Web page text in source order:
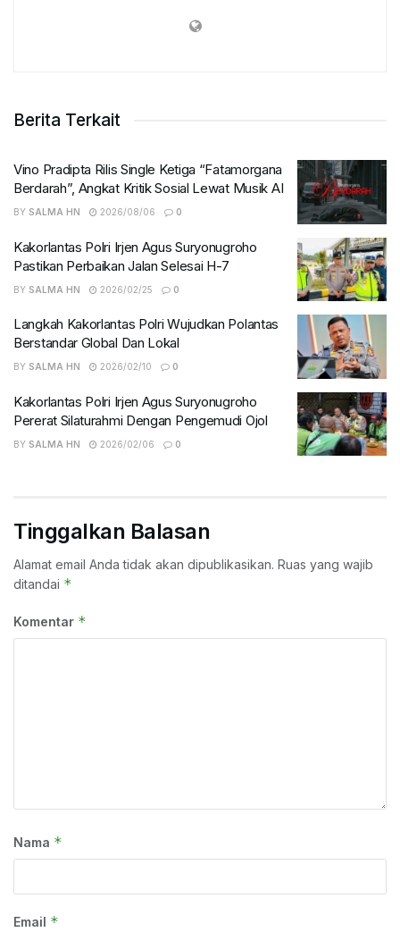
Berita Terkait
Vino Pradipta Rilis Single Ketiga “Fatamorgana
Berdarah”, Angkat Kritik Sosial Lewat Musik AI
BY SALMA HN 2026/08/06 0
Kakorlantas Polri Irjen Agus Suryonugroho
Pastikan Perbaikan Jalan Selesai H-7
BY SALMA HN 2026/02/25 0
Langkah Kakorlantas Polri Wujudkan Polantas
Berstandar Global Dan Lokal
BY SALMA HN 2026/02/10 0
Kakorlantas Polri Irjen Agus Suryonugroho
Pererat Silaturahmi Dengan Pengemudi Ojol
BY SALMA HN 2026/02/06 0
Tinggalkan Balasan
Alamat email Anda tidak akan dipublikasikan. Ruas yang wajib
ditandai *
Komentar *
Nama *
Email *